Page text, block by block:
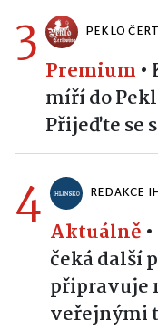
3 PEKLO
Premium •
míří do
Přijeďte se
4 REDAKCE
Aktuálně •
čeká další
připravuje
veřejnými